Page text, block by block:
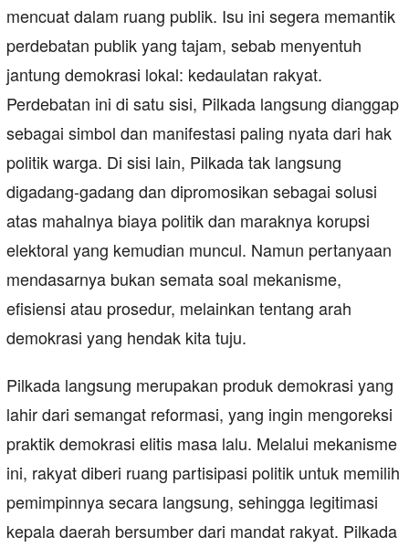
mencuat dalam ruang publik. Isu ini segera memantik
perdebatan publik yang tajam, sebab menyentuh
jantung demokrasi lokal: kedaulatan rakyat.
Perdebatan ini di satu sisi, Pilkada langsung dianggap
sebagai simbol dan manifestasi paling nyata dari hak
politik warga. Di sisi lain, Pilkada tak langsung
digadang-gadang dan dipromosikan sebagai solusi
atas mahalnya biaya politik dan maraknya korupsi
elektoral yang kemudian muncul. Namun pertanyaan
mendasarnya bukan semata soal mekanisme,
efisiensi atau prosedur, melainkan tentang arah
demokrasi yang hendak kita tuju.
Pilkada langsung merupakan produk demokrasi yang
lahir dari semangat reformasi, yang ingin mengoreksi
praktik demokrasi elitis masa lalu. Melalui mekanisme
ini, rakyat diberi ruang partisipasi politik untuk memilih
pemimpinnya secara langsung, sehingga legitimasi
kepala daerah bersumber dari mandat rakyat. Pilkada